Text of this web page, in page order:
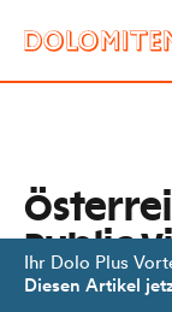
Ihr Dolo Plus
Diesen Artikel
Public